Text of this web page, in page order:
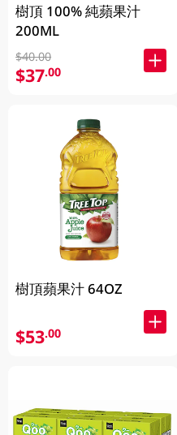
樹頂 100% 純蘋果汁
200ML
$40.00
$37.00
樹頂蘋果汁 64OZ
$53.00